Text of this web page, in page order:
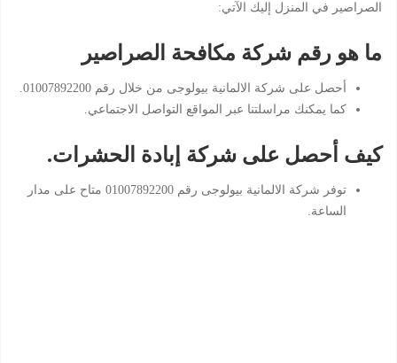
الصراصير في المنزل إليك الآتي:
ما هو رقم شركة مكافحة الصراصير
أحصل على شركة الالمانية بيولوجى من خلال رقم 01007892200.
كما يمكنك مراسلتنا عبر المواقع التواصل الاجتماعي.
كيف أحصل على شركة إبادة الحشرات.
توفر شركة الالمانية بيولوجى رقم 01007892200 متاح على مدار
الساعة.